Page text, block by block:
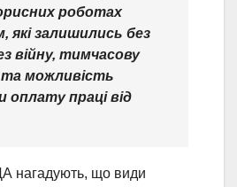
роботах
які залишились без
війну, тимчасову
можливість
праці від
нагадують, що види